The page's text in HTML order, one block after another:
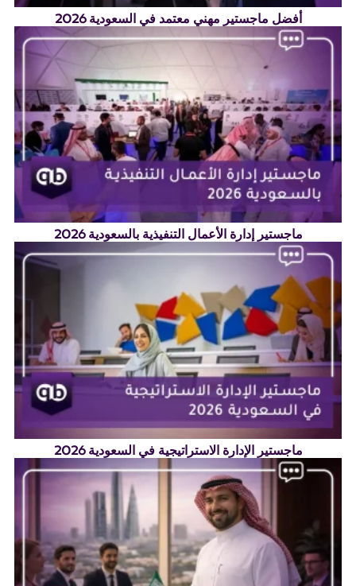
أفضل ماجستير مهني معتمد في السعودية 2026
ماجستير إدارة الأعمال التنفيذية بالسعودية 2026
ماجستير الإدارة الاستراتيجية في السعودية 2026